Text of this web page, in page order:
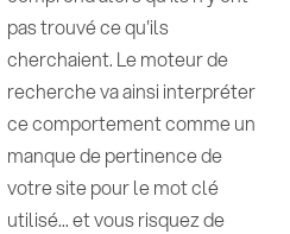
pas trouvé ce qu'ils
cherchaient. Le moteur de
recherche va ainsi interpréter
ce comportement comme un
manque de pertinence de
votre site pour le mot clé
utilisé... et vous risquez de